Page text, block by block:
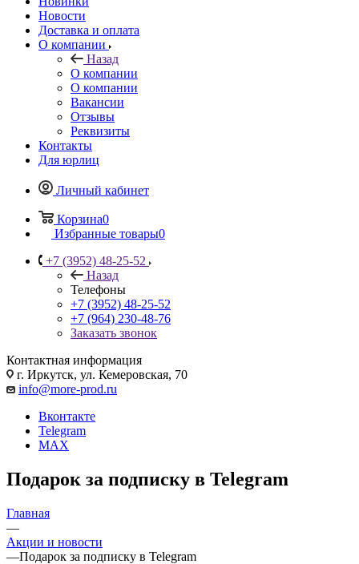
Новости
Доставка и оплата
О компании
Назад
О компании
О компании
Вакансии
Отзывы
Реквизиты
Контакты
Для юрлиц
Личный кабинет
Корзина0
Избранные товары0
+7 (3952) 48-25-52
Назад
Телефоны
+7 (3952) 48-25-52
+7 (964) 230-48-76
Заказать звонок
Контактная информация
г. Иркутск, ул. Кемеровская, 70
info@more-prod.ru
Вконтакте
Telegram
MAX
Подарок за подписку в Telegram
Главная
—
Акции и новости
—Подарок за подписку в Telegram